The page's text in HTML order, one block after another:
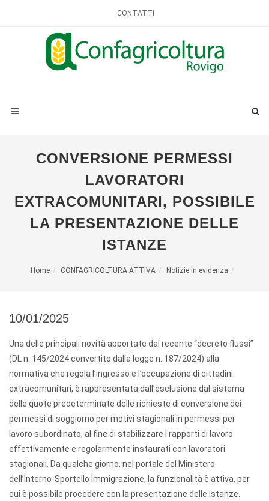
CONTATTI
CONVERSIONE PERMESSI
LAVORATORI
EXTRACOMUNITARI, POSSIBILE
LA PRESENTAZIONE DELLE
ISTANZE
Home CONFAGRICOLTURA ATTIVA Notizie in evidenza
10/01/2025
Una delle principali novità apportate dal recente “decreto flussi”
(DL n. 145/2024 convertito dalla legge n. 187/2024) alla
normativa che regola l’ingresso e l’occupazione di cittadini
extracomunitari, è rappresentata dall’esclusione dal sistema
delle quote predeterminate delle richieste di conversione dei
permessi di soggiorno per motivi stagionali in permessi per
lavoro subordinato, al fine di stabilizzare i rapporti di lavoro
effettivamente e regolarmente instaurati con lavoratori
stagionali. Da qualche giorno, nel portale del Ministero
dell’Interno-Sportello Immigrazione, la funzionalità è attiva, per
cui è possibile procedere con la presentazione delle istanze.